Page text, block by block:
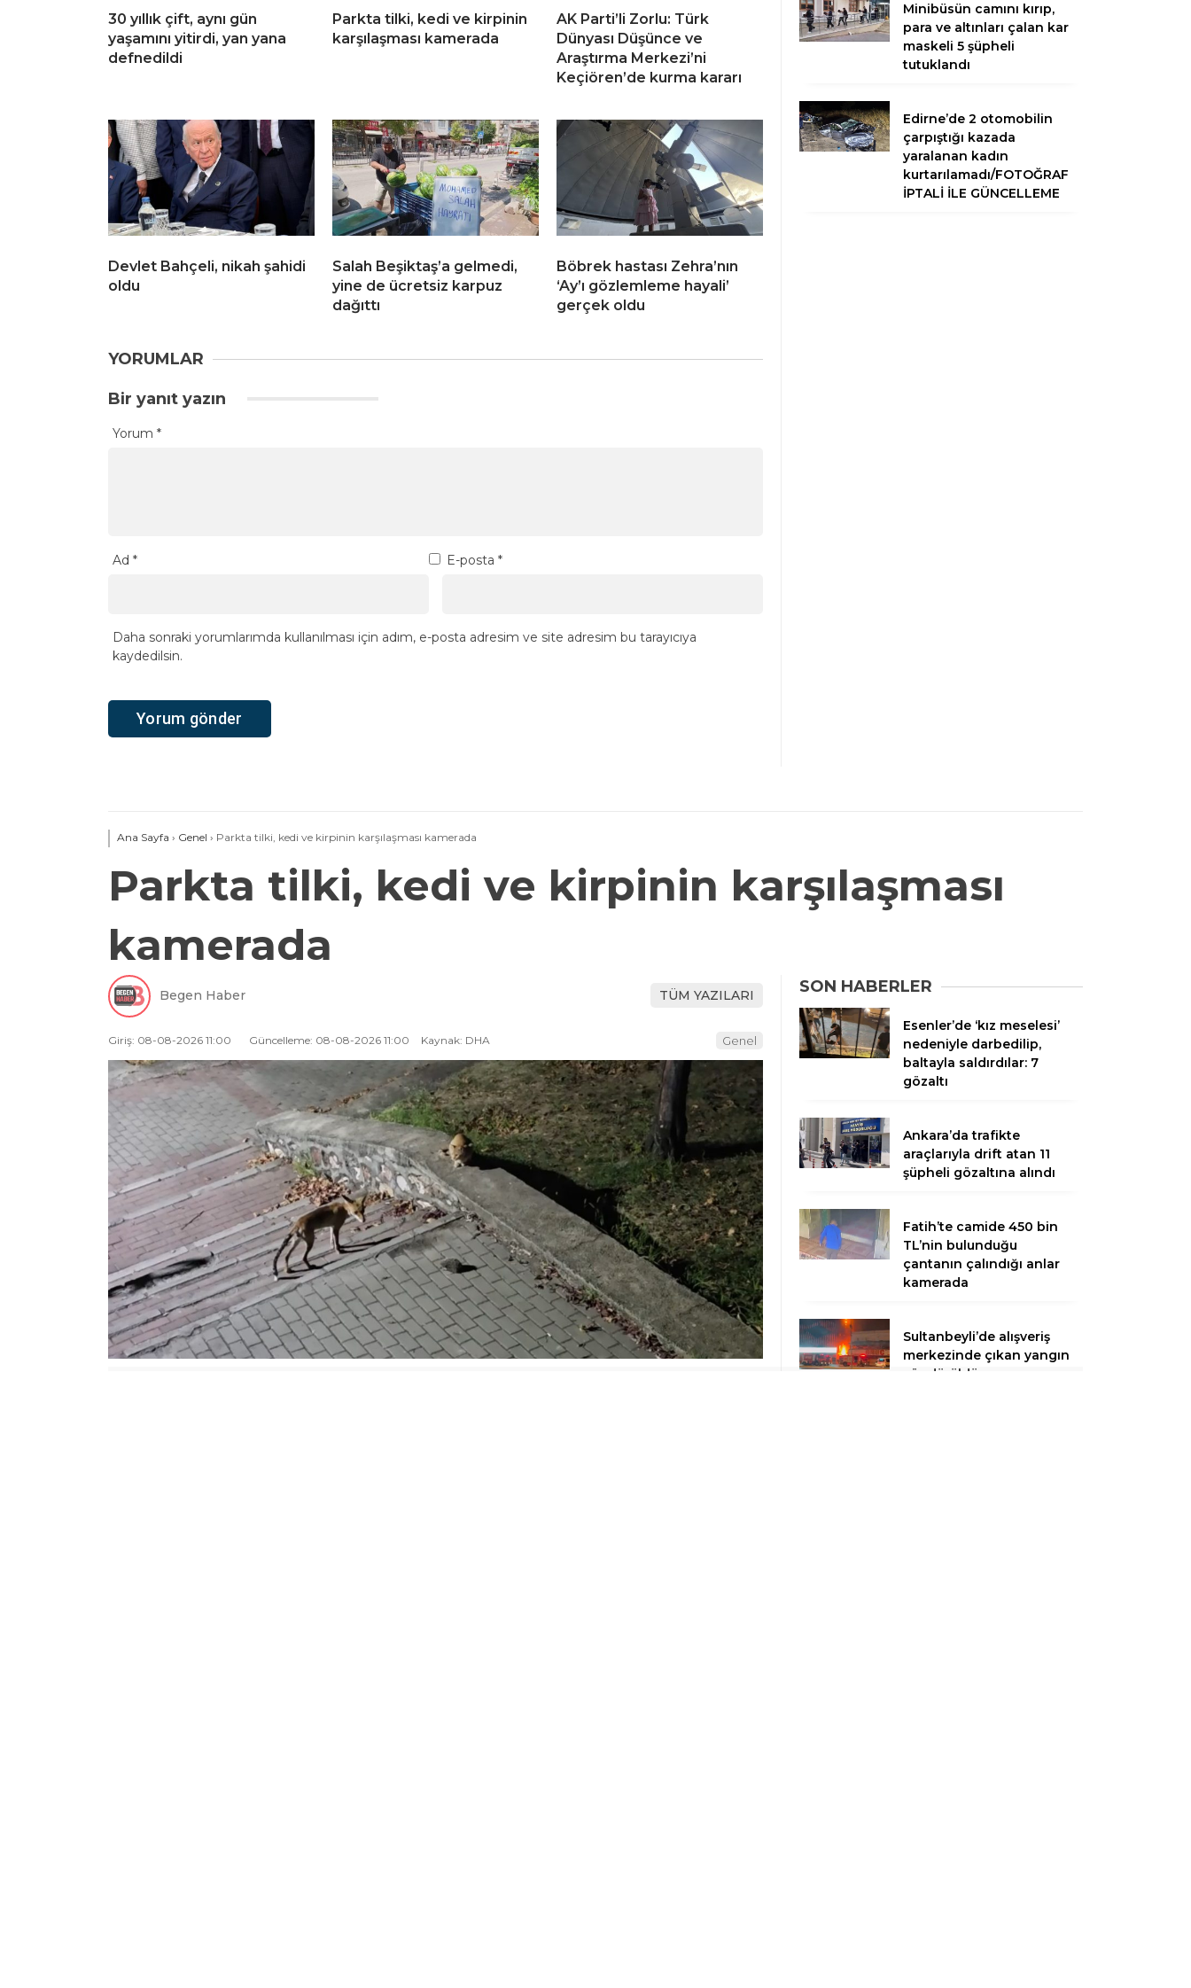
30 yıllık çift, aynı gün
yaşamını yitirdi, yan yana
defnedildi
Parkta tilki, kedi ve kirpinin
karşılaşması kamerada
AK Parti’li Zorlu: Türk
Dünyası Düşünce ve
Araştırma Merkezi’ni
Keçiören’de kurma kararı
Devlet Bahçeli, nikah şahidi
oldu
Salah Beşiktaş’a gelmedi,
yine de ücretsiz karpuz
dağıttı
Böbrek hastası Zehra’nın
‘Ay’ı gözlemleme hayali’
gerçek oldu
YORUMLAR
Bir yanıt yazın
Yorum *
Ad * E-posta *
Daha sonraki yorumlarımda kullanılması için adım, e-posta adresim ve site adresim bu tarayıcıya
kaydedilsin.
Minibüsün camını kırıp,
para ve altınları çalan kar
maskeli 5 şüpheli
tutuklandı
Edirne’de 2 otomobilin
çarpıştığı kazada
yaralanan kadın
kurtarılamadı/FOTOĞRAF
İPTALİ İLE GÜNCELLEME
Ana Sayfa › Genel › Parkta tilki, kedi ve kirpinin karşılaşması kamerada
Parkta tilki, kedi ve kirpinin karşılaşması
kamerada
Begen Haber TÜM YAZILARI
Giriş: 08-08-2026 11:00 Güncelleme: 08-08-2026 11:00 Kaynak: DHA Genel
SON HABERLER
Esenler’de ‘kız meselesi’
nedeniyle darbedilip,
baltayla saldırdılar: 7
gözaltı
Ankara’da trafikte
araçlarıyla drift atan 11
şüpheli gözaltına alındı
Fatih’te camide 450 bin
TL’nin bulunduğu
çantanın çalındığı anlar
kamerada
Sultanbeyli’de alışveriş
merkezinde çıkan yangın
söndürüldü